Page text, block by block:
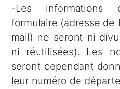
-Les informations
formulaire (adresse de
mail) ne seront ni
ni réutilisées). Les
seront cependant
leur numéro de